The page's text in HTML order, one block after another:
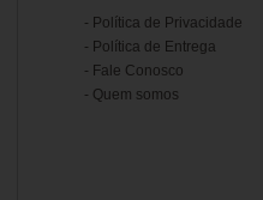
Política de Privacidade
Política de Entrega
Fale Conosco
Quem somos